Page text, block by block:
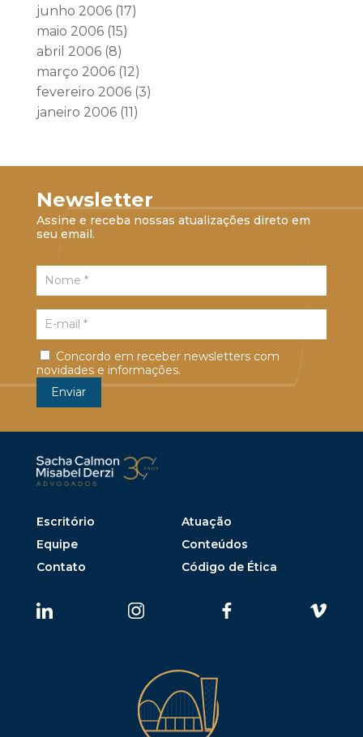
junho 2006(17)
maio 2006(15)
abril 2006(8)
março 2006(12)
fevereiro 2006(3)
janeiro 2006(11)
Newsletter
Assine e receba nossas atualizações direto em
seu email.
Concordo em receber newsletters com
novidades e informações.
Escritório
Atuação
Equipe
Conteúdos
Contato
Código de Ética